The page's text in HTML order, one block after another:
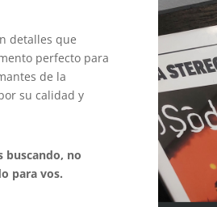
detalles que
perfecto para
de la
su calidad y
buscando, no
para vos.